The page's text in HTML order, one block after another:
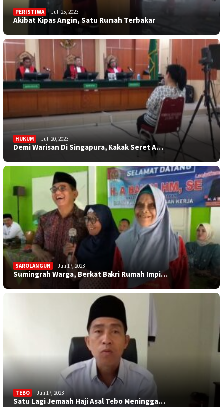
PERISTIWA Juli 25, 2023
Akibat Kipas Angin, Satu Rumah Terbakar
HUKUM Juli 20, 2023
Demi Warisan Di Singapura, Kakak Seret A…
SAROLANGUN Juli 17, 2023
Sumingrah Warga, Berkat Bakri Rumah Impi…
TEBO Juli 17, 2023
Satu Lagi Jemaah Haji Asal Tebo Meningga…